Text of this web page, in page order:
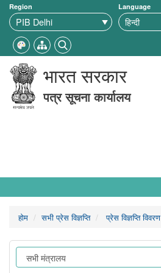
Region Language
भारत सरकार
पत्र सूचना कार्यालय
होम सभी प्रेस विज्ञप्ति प्रेस विज्ञप्ति विवरण